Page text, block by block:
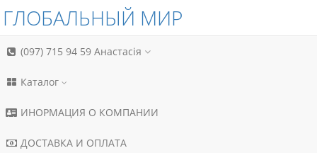
ГЛОБАЛЬНЫЙ МИР
(097) 715 94 59 Анастасія
Каталог
ИНОРМАЦИЯ О КОМПАНИИ
ДОСТАВКА И ОПЛАТА